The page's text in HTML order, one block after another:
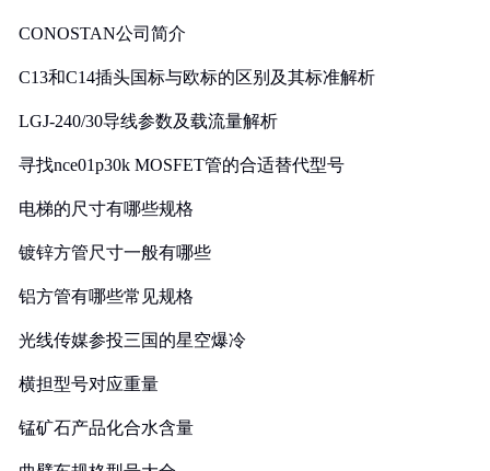
CONOSTAN公司简介
C13和C14插头国标与欧标的区别及其标准解析
LGJ-240/30导线参数及载流量解析
寻找nce01p30k MOSFET管的合适替代型号
电梯的尺寸有哪些规格
镀锌方管尺寸一般有哪些
铝方管有哪些常见规格
光线传媒参投三国的星空爆冷
横担型号对应重量
锰矿石产品化合水含量